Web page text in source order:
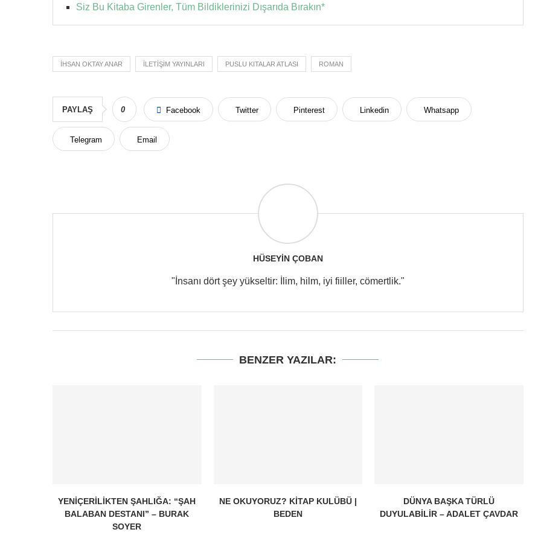
Siz Bu Kitaba Girenler, Tüm Bildiklerinizi Dışarıda Bırakın*
IHSAN OKTAY ANAR İLETIŞIM YAYINLARI PUSLU KITALAR ATLASI ROMAN
PAYLAŞ 0 Facebook Twitter Pinterest Linkedin Whatsapp
Telegram Email
HÜSEYIN ÇOBAN
"İnsanı dört şey yükseltir: İlim, hilm, iyi fiiller, cömertlik."
BENZER YAZILAR:
YENIÇERILIKTEN ŞAHLIĞA: “ŞAH
BALABAN DESTANI” – BURAK
SOYER
NE OKUYORUZ? KITAP KULÜBÜ |
BEDEN
DÜNYA BAŞKA TÜRLÜ
DUYULABILIR – ADALET ÇAVDAR